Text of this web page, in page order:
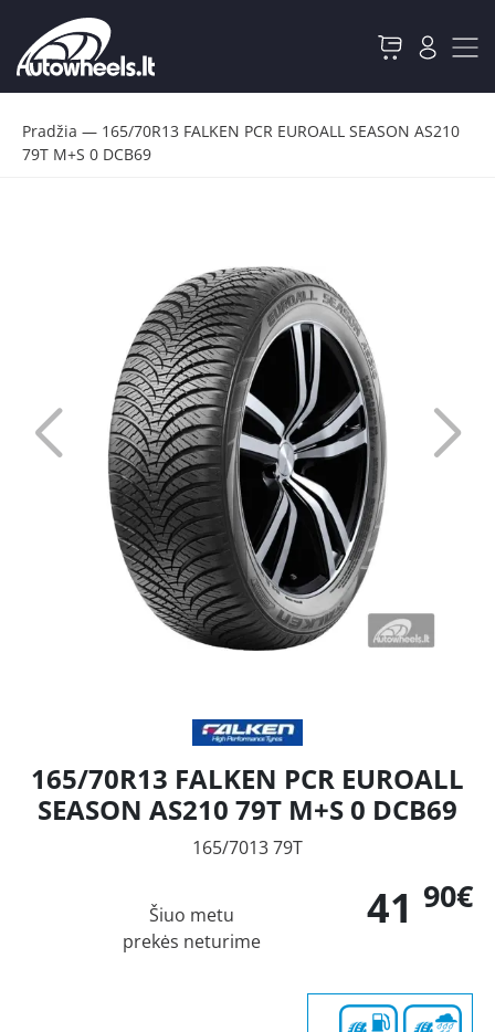
Pradžia — 165/70R13 FALKEN PCR EUROALL SEASON AS210
79T M+S 0 DCB69
165/70R13 FALKEN PCR EUROALL
SEASON AS210 79T M+S 0 DCB69
165/7013 79T
41 90€
Šiuo metu
prekės neturime